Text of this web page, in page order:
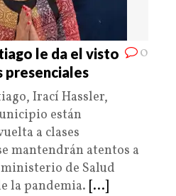
0
le da el visto
presenciales
Irací Hassler,
están
a clases
mantendrán atentos a
de Salud
la pandemia. [...]